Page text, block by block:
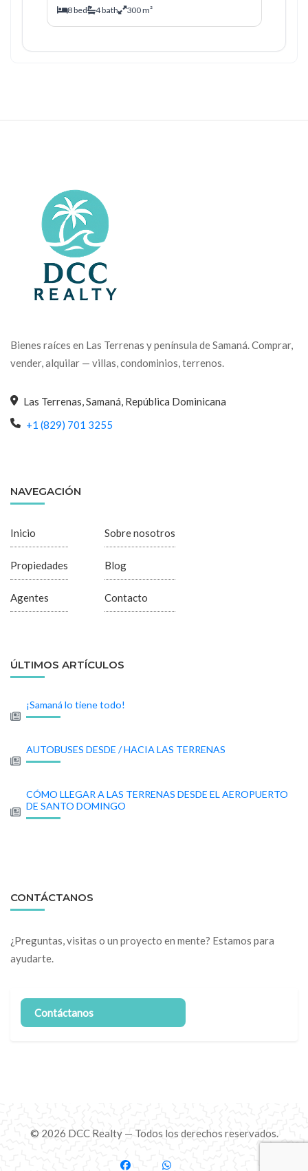
8 bed 4 bath 300 m²
Bienes raíces en Las Terrenas y península de Samaná. Comprar,
vender, alquilar — villas, condominios, terrenos.
Las Terrenas, Samaná, República Dominicana
+1 (829) 701 3255
NAVEGACIÓN
Inicio
Propiedades
Agentes
Sobre nosotros
Blog
Contacto
ÚLTIMOS ARTÍCULOS
¡Samaná lo tiene todo!
AUTOBUSES DESDE / HACIA LAS TERRENAS
CÓMO LLEGAR A LAS TERRENAS DESDE EL AEROPUERTO
DE SANTO DOMINGO
CONTÁCTANOS
¿Preguntas, visitas o un proyecto en mente? Estamos para
ayudarte.
Contáctanos
© 2026 DCC Realty — Todos los derechos reservados.